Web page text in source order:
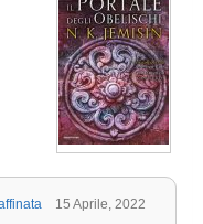
15 Aprile, 2022